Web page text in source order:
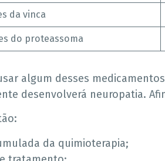
da vinca
do proteassoma
algum desses
desenvolverá neuropatia.
da quimioterapia;